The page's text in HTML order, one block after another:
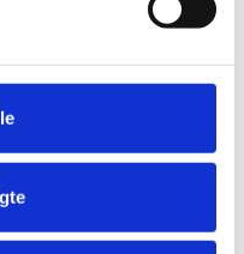
Tjek derfor
tilbyder
gaver, ofte som en
Prisen og
varierer fra
enkelte blomsterbutik